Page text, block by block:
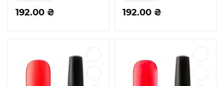
192.00 ₴ 192.00 ₴